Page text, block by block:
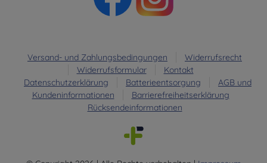
Versand- und Zahlungsbedingungen
Widerrufsrecht
Widerrufsformular
Kontakt
Datenschutzerklärung
Batterieentsorgung
AGB und
Kundeninformationen
Barrierefreiheitserklärung
Rücksendeinformationen